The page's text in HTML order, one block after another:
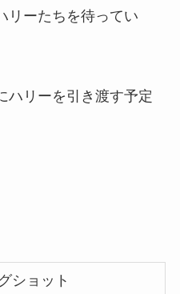
リーたちを待ってい
ハリーを引き渡す予定
ショット